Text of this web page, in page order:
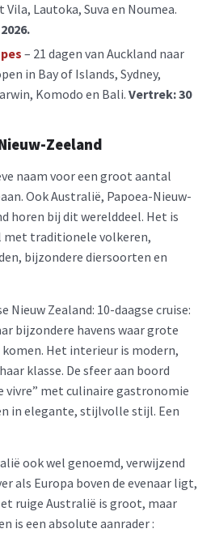
Lautoka, Suva en Noumea.
– 21 dagen van Auckland naar
in Bay of Islands, Sydney,
Komodo en Bali. Vertrek: 30
Zeeland
naam voor een groot aantal
Ook Australië, Papoea-Nieuw-
horen bij dit werelddeel. Het is
met traditionele volkeren,
bijzondere diersoorten en
Nieuw Zealand: 10-daagse cruise:
bijzondere havens waar grote
Het interieur is modern,
klasse. De sfeer aan boord
vivre” met culinaire gastronomie
in elegante, stijlvolle stijl. Een
ook wel genoemd, verwijzend
als Europa boven de evenaar ligt,
ruige Australië is groot, maar
is een absolute aanrader :